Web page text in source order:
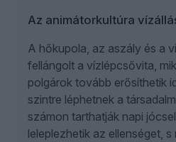
Az animátorkultúra
A hőkupola, az aszály és a
fellángolt a vízlépcsővita,
polgárok tovább erősíthetik
szintre léphetnek a
számon tarthatják napi
leleplezhetik az ellenséget,